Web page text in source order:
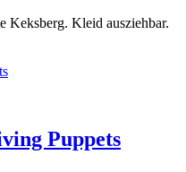
Keksberg. Kleid ausziehbar.
Puppets